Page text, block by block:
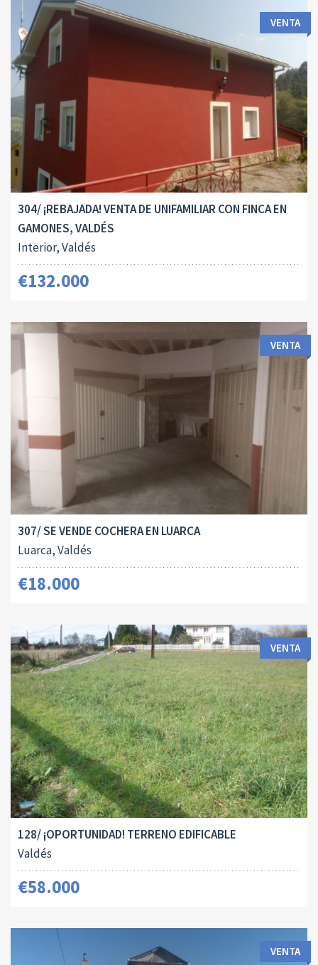
VENTA
304/ ¡REBAJADA! VENTA DE UNIFAMILIAR CON FINCA EN
GAMONES, VALDÉS
Interior, Valdés
€132.000
VENTA
307/ SE VENDE COCHERA EN LUARCA
Luarca, Valdés
€18.000
VENTA
128/ ¡OPORTUNIDAD! TERRENO EDIFICABLE
Valdés
€58.000
VENTA